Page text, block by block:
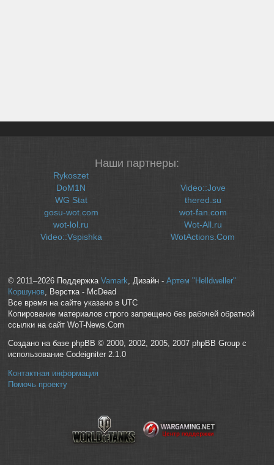
Наши партнеры:
Rykoszet
DoM1N
WG Stat
gosu-wot.com
wot-lol.ru
Video::Vspishka
Video::Jove
thered.su
wot-fan.com
Wot-All.ru
WotActions.Com
© 2011–2026 Поддержка Vamark, Дизайн - Артем "Helldweller"
Коршунов, Верстка - McDead
Все время на сайте указано в UTC
Копирование материалов строго запрещено без рабочей обратной
ссылки на сайт WoT-News.Com
Создано на базе phpBB © 2000, 2002, 2005, 2007 phpBB Group с
использование Codeigniter 2.1.0
Контактная информация
Помочь проекту